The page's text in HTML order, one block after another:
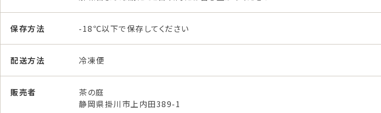
保存方法 -18℃以下で保存してください
配送方法 冷凍便
販売者
茶の庭
静岡県掛川市上内田389-1